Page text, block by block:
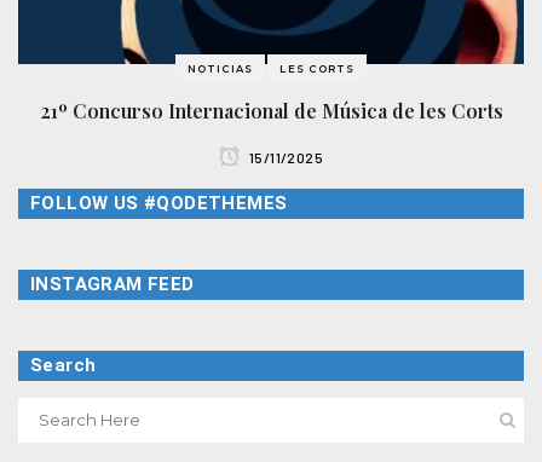
NOTICIAS LES CORTS
21º Concurso Internacional de Música de les Corts
15/11/2025
FOLLOW US #QODETHEMES
INSTAGRAM FEED
Search